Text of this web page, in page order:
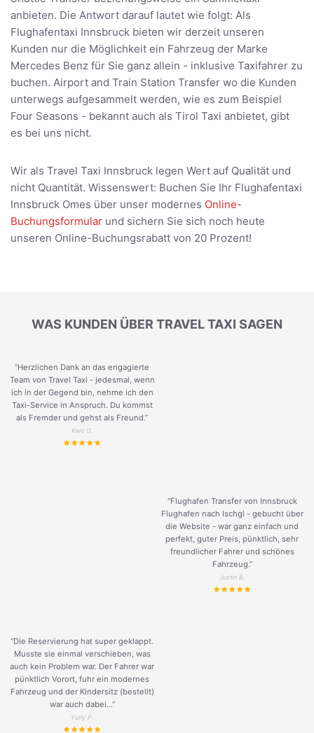
anbieten. Die Antwort darauf lautet wie folgt: Als
Flughafentaxi Innsbruck bieten wir derzeit unseren
Kunden nur die Möglichkeit ein Fahrzeug der Marke
Mercedes Benz für Sie ganz allein - inklusive Taxifahrer zu
buchen. Airport and Train Station Transfer wo die Kunden
unterwegs aufgesammelt werden, wie es zum Beispiel
Four Seasons - bekannt auch als Tirol Taxi anbietet, gibt
es bei uns nicht.
Wir als Travel Taxi Innsbruck legen Wert auf Qualität und
nicht Quantität. Wissenswert: Buchen Sie Ihr Flughafentaxi
Innsbruck Omes über unser modernes Online-
Buchungsformular und sichern Sie sich noch heute
unseren Online-Buchungsrabatt von 20 Prozent!
WAS KUNDEN ÜBER TRAVEL TAXI SAGEN
“Herzlichen Dank an das engagierte
Team von Travel Taxi - jedesmal, wenn
ich in der Gegend bin, nehme ich den
Taxi-Service in Anspruch. Du kommst
als Fremder und gehst als Freund.”
Keni G.
“Flughafen Transfer von Innsbruck
Flughafen nach Ischgl - gebucht über
die Website - war ganz einfach und
perfekt, guter Preis, pünktlich, sehr
freundlicher Fahrer und schönes
Fahrzeug.”
Justin B.
“Die Reservierung hat super geklappt.
Musste sie einmal verschieben, was
auch kein Problem war. Der Fahrer war
pünktlich Vorort, fuhr ein modernes
Fahrzeug und der Kindersitz (bestellt)
war auch dabei...”
Yuriy P.